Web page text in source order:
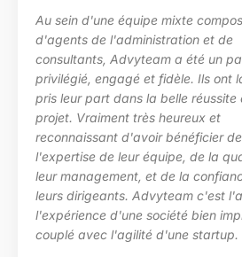
Au sein d'une équipe mixte composée
d'agents de l'administration et de
consultants, Advyteam a été un
privilégié, engagé et fidèle. Ils ont
pris leur part dans la belle réussite du
projet. Vraiment très heureux et
reconnaissant d'avoir bénéficier de
l'expertise de leur équipe, de la
leur management, et de la confiance
leurs dirigeants. Advyteam c'est
l'expérience d'une société bien
couplé avec l'agilité d'une startup.